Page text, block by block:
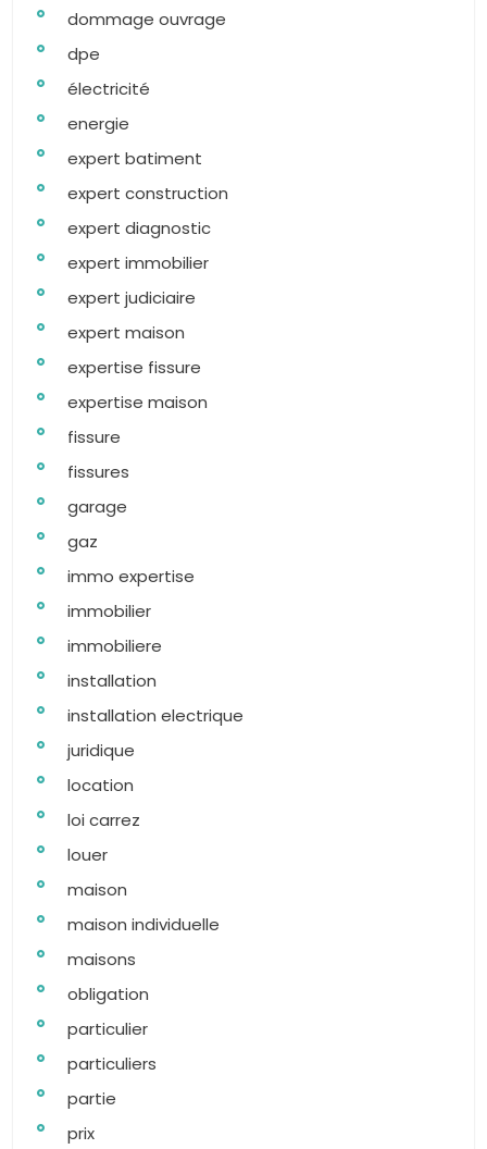
dommage ouvrage
dpe
électricité
energie
expert batiment
expert construction
expert diagnostic
expert immobilier
expert judiciaire
expert maison
expertise fissure
expertise maison
fissure
fissures
garage
gaz
immo expertise
immobilier
immobiliere
installation
installation electrique
juridique
location
loi carrez
louer
maison
maison individuelle
maisons
obligation
particulier
particuliers
partie
prix